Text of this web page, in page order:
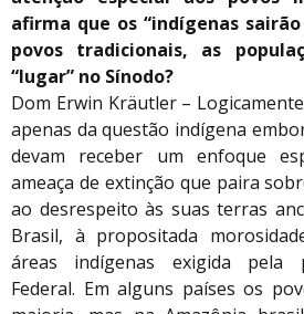
afirma que os “indígenas sairão
povos tradicionais, as
“lugar” no Sínodo?
Dom Erwin Kräutler –
apenas da questão indígena
devam receber um enfoque
ameaça de extinção que paira
ao desrespeito às suas terras
Brasil, à propositada
áreas indígenas exigida pela
Federal. Em alguns países os